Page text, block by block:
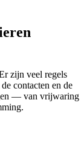
zijn veel regels
contacten en de
— van vrijwaring